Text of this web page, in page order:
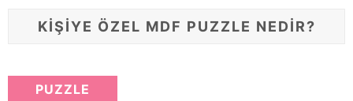
KİŞİYE ÖZEL MDF PUZZLE NEDİR?
PUZZLE